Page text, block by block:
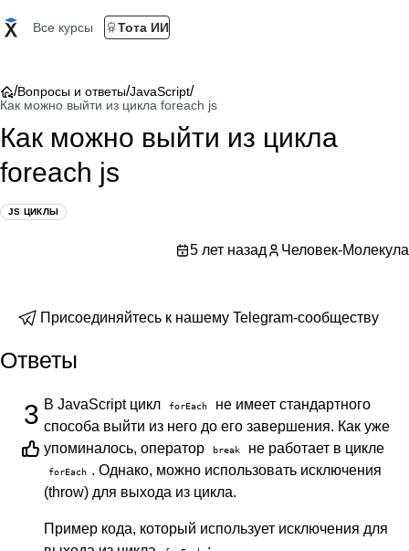
Все курсы Тота ИИ
/Вопросы и ответы/JavaScript/
Как можно выйти из цикла foreach js
Как можно выйти из цикла
foreach js
JS ЦИКЛЫ
5 лет назад Человек-Молекула
Присоединяйтесь к нашему Telegram-сообществу
Ответы
3 В JavaScript цикл forEach
не имеет стандартного
способа выйти из него до его завершения. Как уже
упоминалось, оператор
break не работает в цикле
forEach . Однако, можно использовать исключения
(throw) для выхода из цикла.
Пример кода, который использует исключения для